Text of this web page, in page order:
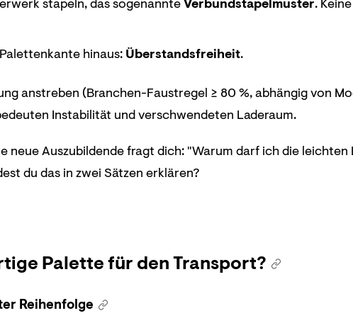
stapeln, das sogenannteVerbundstapelmuster.
hinaus: Überstandsfreiheit.
anstreben (Branchen-Faustregel ≥ 80 %, abhängig von
Instabilität und verschwendeten Laderaum.
neue Auszubildende fragt dich: "Warum darf ich die leichten
du das in zwei Sätzen erklären?
Palette für den Transport?
Reihenfolge